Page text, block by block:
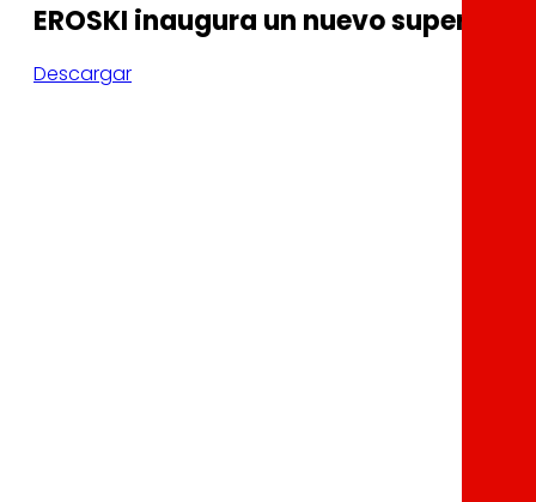
EROSKI inaugura un nuevo
Descargar